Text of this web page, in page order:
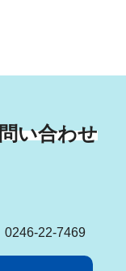
い合わせ
0246-22-7469